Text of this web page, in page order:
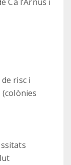
risc i